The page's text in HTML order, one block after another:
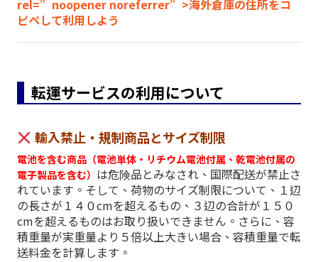
rel=”noopener noreferrer”>海外倉庫の住所をコ
ピペして利用しよう
転運サービスの利用について
輸入禁止・規制商品とサイズ制限
電池を含む商品（電池単体・リチウム電池付属、乾電池付属の
電子製品を含む） は危険品とみなされ、国際配送が禁止さ
れています。そして、荷物のサイズ制限について、１辺
の長さが１４０cmを超えるもの、３辺の合計が１５０
cmを超えるものはお取り扱いできません。さらに、容
積重量が実重量より５倍以上大きい場合、容積重量で転
送料金を計算します。